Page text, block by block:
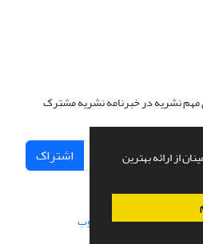
از ارائه بهترین
مهم نشریه در خبرنامه نشریه مشترک
اشتراک
و پیاده سازی از سیناوب